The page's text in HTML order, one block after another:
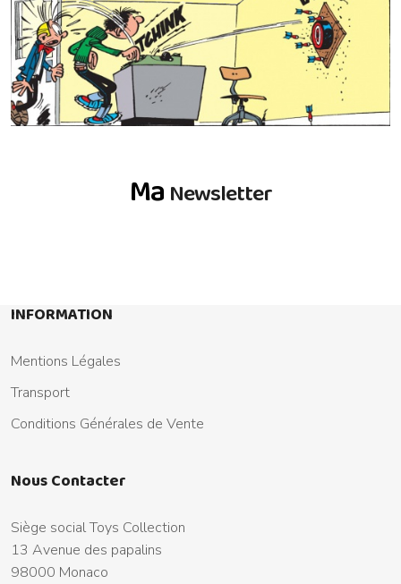
Ma Newsletter
INFORMATION
Mentions Légales
Transport
Conditions Générales de Vente
Nous Contacter
Siège social Toys Collection
13 Avenue des papalins
98000 Monaco